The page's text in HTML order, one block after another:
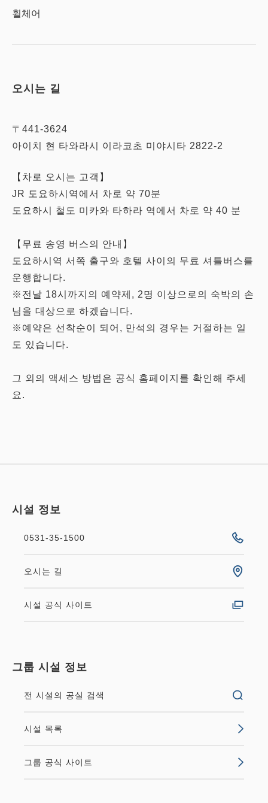
휠체어
오시는 길
〒441-3624
아이치 현 타와라시 이라코초 미야시타 2822-2
【차로 오시는 고객】
JR 도요하시역에서 차로 약 70분
도요하시 철도 미카와 타하라 역에서 차로 약 40 분
【무료 송영 버스의 안내】
도요하시역 서쪽 출구와 호텔 사이의 무료 셔틀버스를
운행합니다.
※전날 18시까지의 예약제, 2명 이상으로의 숙박의 손
님을 대상으로 하겠습니다.
※예약은 선착순이 되어, 만석의 경우는 거절하는 일
도 있습니다.
그 외의 액세스 방법은 공식 홈페이지를 확인해 주세
요.
시설 정보
0531-35-1500
오시는 길
시설 공식 사이트
그룹 시설 정보
전 시설의 공실 검색
시설 목록
그룹 공식 사이트